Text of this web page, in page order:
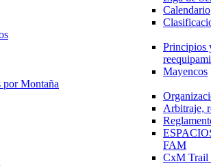
Calendario
Principios
Mayencos
por Montaña
Arbitraje,
FAM
CxM